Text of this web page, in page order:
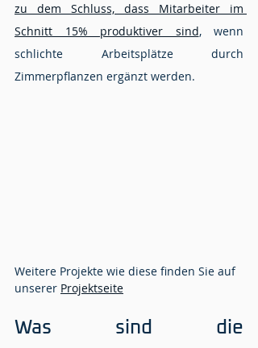
zu dem Schluss, dass Mitarbeiter im
Schnitt 15% produktiver sind, wenn
schlichte Arbeitsplätze durch
Zimmerpflanzen ergänzt werden.
Weitere Projekte wie diese finden Sie auf
unserer Projektseite
Was sind die